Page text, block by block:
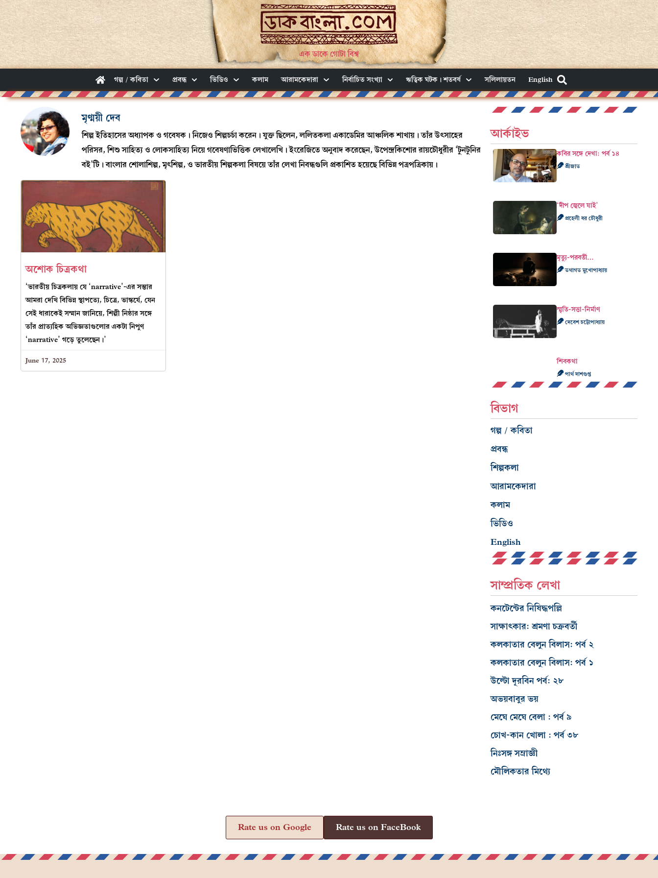
এক ডাকে গোটা বিশ্ব
গল্প / কবিতা প্রবন্ধ ভিডিও কলাম আরামকেদারা নির্বাচিত সংখ্যা ঋত্বিক ঘটক। শতবর্ষ সলিলায়তন English
মৃণ্ময়ী দেব
শিল্প ইতিহাসের অধ্যাপক ও গবেষক। নিজেও শিল্পচর্চা করেন। যুক্ত ছিলেন, ললিতকলা একাডেমির আঞ্চলিক শাখায়। তাঁর উৎসাহের
পরিসর, শিশু সাহিত্য ও লোকসাহিত্য নিয়ে গবেষণাভিত্তিক লেখালেখি। ইংরেজিতে অনুবাদ করেছেন, উপেন্দ্রকিশোর রায়চৌধুরীর ‘টুনটুনির
বই’টি। বাংলার শোলাশিল্প, মৃৎশিল্প, ও ভারতীয় শিল্পকলা বিষয়ে তাঁর লেখা নিবন্ধগুলি প্রকাশিত হয়েছে বিভিন্ন পত্রপত্রিকায়।
অশোক চিত্রকথা
‘ভারতীয় চিত্রকলায় যে ‘narrative’-এর সম্ভার
আমরা দেখি বিভিন্ন স্থাপত্যে, চিত্রে, ভাস্কর্যে, যেন
সেই ধারাকেই সম্মান জানিয়ে, শিল্পী নিষ্ঠার সঙ্গে
তাঁর প্রাত‍্যহিক অভিজ্ঞতাগুলোর একটা নিপুণ
‘narrative’ গড়ে তুলেছেন।’
June 17, 2025
আর্কাইভ
কবির সঙ্গে দেখা: পর্ব ১৪
শ্রীজাত
‘দীপ জ্বেলে যাই’
প্রহেলী ধর চৌধুরী
মৃত্যু-পরবর্তী…
তথাগত মুখোপাধ্যায়
স্মৃতি-সত্তা-নির্মাণ
দেবেশ চট্টোপাধ্যায়
শিবকথা
পার্থ দাশগুপ্ত
বিভাগ
গল্প / কবিতা
প্রবন্ধ
শিল্পকলা
আরামকেদারা
কলাম
ভিডিও
English
সাম্প্রতিক লেখা
কনটেন্টের নিষিদ্ধপল্লি
সাক্ষাৎকার: শ্রমণা চক্রবর্তী
কলকাতার বেলুন বিলাস: পর্ব ২
কলকাতার বেলুন বিলাস: পর্ব ১
উল্টো দূরবিন পর্ব: ২৮
অভয়বাবুর ভয়
মেঘে মেঘে বেলা : পর্ব ৯
চোখ-কান খোলা : পর্ব ৩৮
নিঃসঙ্গ সম্রাজ্ঞী
মৌলিকতার মিথ্যে
Rate us on Google Rate us on FaceBook